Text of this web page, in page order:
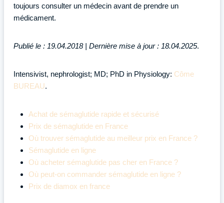
toujours consulter un médecin avant de prendre un
médicament.
Publié le : 19.04.2018 | Dernière mise à jour : 18.04.2025.
Intensivist, nephrologist; MD; PhD in Physiology: Côme
BUREAU.
Achat de sémaglutide rapide et sécurisé
Prix de sémaglutide en France
Où trouver sémaglutide au meilleur prix en France ?
Sémaglutide en ligne
Où acheter sémaglutide pas cher en France ?
Où peut-on commander sémaglutide en ligne ?
Prix de diamox en france